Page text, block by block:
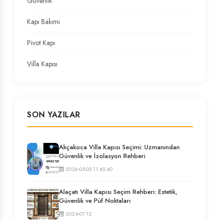
Kapı Bakımı
Pivot Kapı
Villa Kapısı
SON YAZILAR
Akçakoca Villa Kapısı Seçimi: Uzmanından
Güvenlik ve İzolasyon Rehberi
2026-05-03 11:45:40
Alaçatı Villa Kapısı Seçim Rehberi: Estetik,
Güvenlik ve Püf Noktaları
2024-07-12